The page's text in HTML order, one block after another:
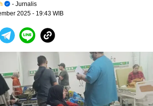
- Jurnalis
2025 - 19:43 WIB